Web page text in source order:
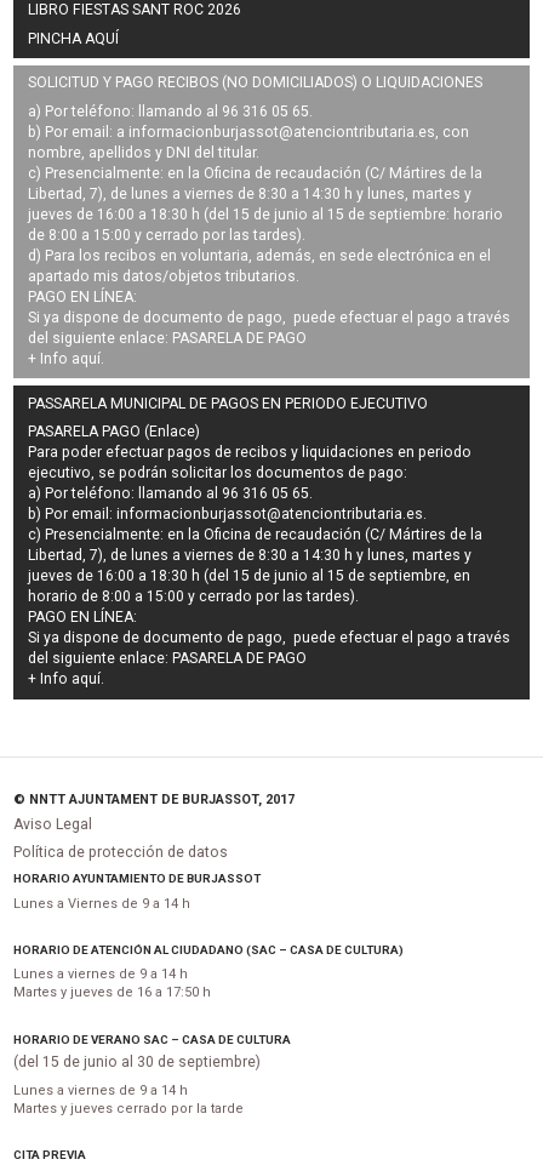
LIBRO FIESTAS SANT ROC 2026
PINCHA AQUÍ
SOLICITUD Y PAGO RECIBOS (NO DOMICILIADOS) O LIQUIDACIONES
a) Por teléfono: llamando al 96 316 05 65.
b) Por email: a informacionburjassot@atenciontributaria.es, con
nombre, apellidos y DNI del titular.
c) Presencialmente: en la Oficina de recaudación (C/ Mártires de la
Libertad, 7), de lunes a viernes de 8:30 a 14:30 h y lunes, martes y
jueves de 16:00 a 18:30 h (del 15 de junio al 15 de septiembre: horario
de 8:00 a 15:00 y cerrado por las tardes).
d) Para los recibos en voluntaria, además, en sede electrónica en el
apartado mis datos/objetos tributarios.
PAGO EN LÍNEA:
Si ya dispone de documento de pago, puede efectuar el pago a través
del siguiente enlace: PASARELA DE PAGO
+ Info aquí.
PASSARELA MUNICIPAL DE PAGOS EN PERIODO EJECUTIVO
PASARELA PAGO (Enlace)
Para poder efectuar pagos derecibos y liquidaciones en periodo
ejecutivo, se podrán solicitar los documentos de pago:
a) Por teléfono: llamando al 96 316 05 65.
b) Por email:informacionburjassot@atenciontributaria.es.
c) Presencialmente: en la Oficina de recaudación (C/ Mártires de la
Libertad, 7), de lunes a viernes de 8:30 a 14:30 h y lunes, martes y
jueves de 16:00 a 18:30 h (del 15 de junio al 15 de septiembre, en
horario de 8:00 a 15:00 y cerrado por las tardes).
PAGO EN LÍNEA:
Si ya dispone de documento de pago, puede efectuar el pago a través
del siguiente enlace: PASARELA DE PAGO
+ Info aquí.
© NNTT AJUNTAMENT DE BURJASSOT, 2017
Aviso Legal
Política de protección de datos
HORARIO AYUNTAMIENTO DE BURJASSOT
Lunes a Viernes de 9 a 14 h
HORARIO DE ATENCIÓN AL CIUDADANO (SAC – CASA DE CULTURA)
Lunes a viernes de 9 a 14 h
Martes y jueves de 16 a 17:50 h
HORARIO DE VERANO SAC – CASA DE CULTURA
(del 15 de junio al 30 de septiembre)
Lunes a viernes de 9 a 14 h
Martes y jueves cerrado por la tarde
CITA PREVIA